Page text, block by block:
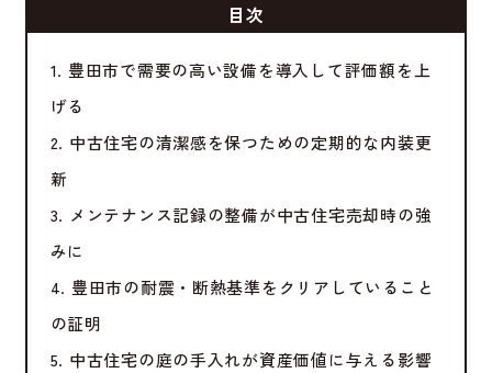
目次
1. 豊田市で需要の高い設備を導入して評価額を上
げる
2. 中古住宅の清潔感を保つための定期的な内装更
新
3. メンテナンス記録の整備が中古住宅売却時の強
みに
4. 豊田市の耐震・断熱基準をクリアしていること
の証明
5. 中古住宅の庭の手入れが資産価値に与える影響